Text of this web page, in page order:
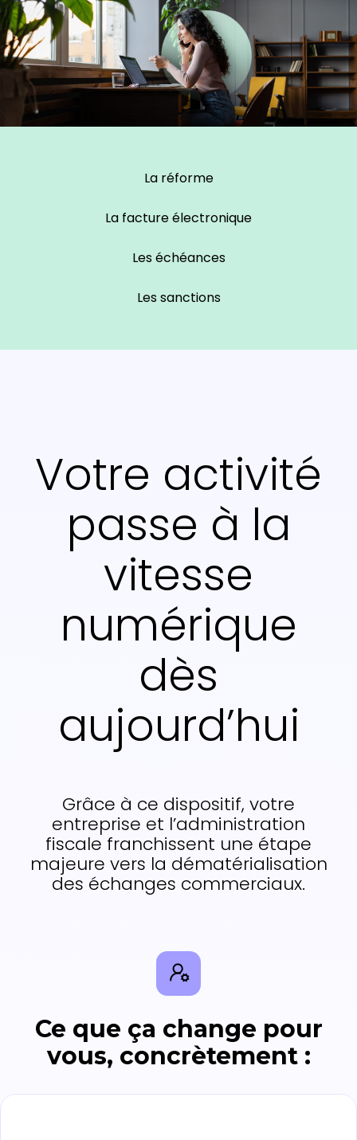
La réforme
La facture électronique
Les échéances
Les sanctions
Votre activité
passe à la
vitesse
numérique
dès
aujourd’hui
Grâce à ce dispositif, votre
entreprise et l’administration
fiscale franchissent une étape
majeure vers la dématérialisation
des échanges commerciaux.
Ce que ça change pour
vous, concrètement :